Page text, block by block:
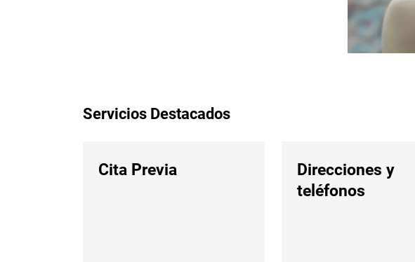
Servicios Destacados
Cita Previa
Direcciones y
teléfonos